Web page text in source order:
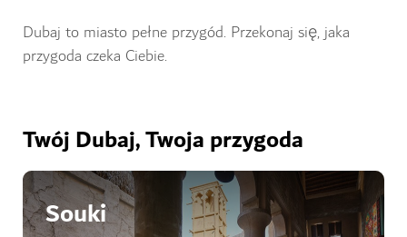
Dubaj to miasto pełne przygód. Przekonaj się, jaka
przygoda czeka Ciebie.
Twój Dubaj, Twoja przygoda
Souki